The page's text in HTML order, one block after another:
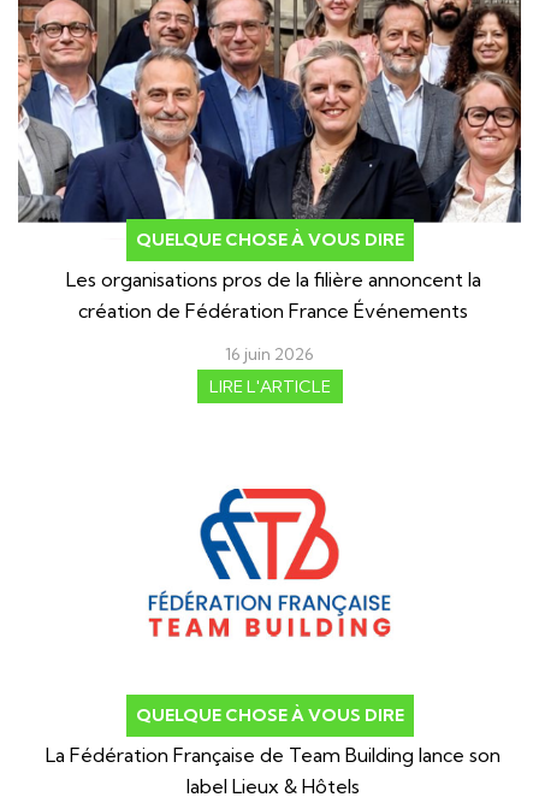
QUELQUE CHOSE À VOUS DIRE
Les organisations pros de la filière annoncent la
création de Fédération France Événements
16 juin 2026
LIRE L'ARTICLE
QUELQUE CHOSE À VOUS DIRE
La Fédération Française de Team Building lance son
label Lieux & Hôtels